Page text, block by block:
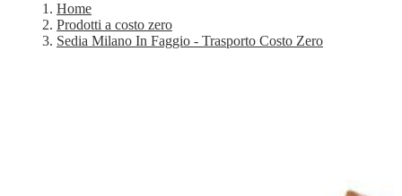
Home
Prodotti a costo zero
Sedia Milano In Faggio - Trasporto Costo Zero